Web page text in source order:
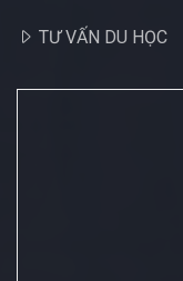
TƯ VẤN DU HỌC